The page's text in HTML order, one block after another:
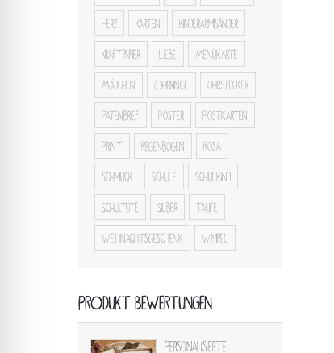
Herz Karten Kinderarmbänder
Kraftpapier Liebe Menükarte
Mädchen Ohrringe ohrstecker
Patenbrief Poster Postkarten
Print Regenbogen Rosa
schmuck Schule Schulkind
Schultüte Silber Taufe
Weihnachtsgeschenk Wimpel
PRODUKT BEWERTUNGEN
Personalisierte